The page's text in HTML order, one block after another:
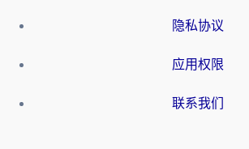
隐私协议
应用权限
联系我们